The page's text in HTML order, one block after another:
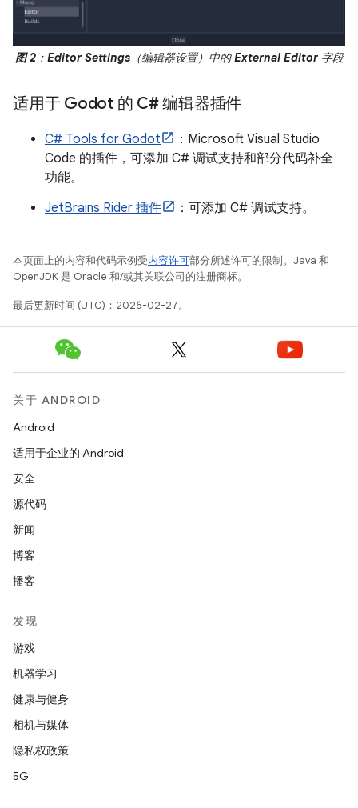
图 2： Editor Settings（编辑器设置）中的External Editor字段
适用于 Godot 的 C# 编辑器插件
C# Tools for Godot
：Microsoft Visual Studio
Code 的插件，可添加 C# 调试支持和部分代码补全
功能。
JetBrains Rider 插件
：可添加 C# 调试支持。
本页面上的内容和代码示例受内容许可部分所述许可的限制。Java 和
OpenJDK 是 Oracle 和/或其关联公司的注册商标。
最后更新时间 (UTC)：2026-02-27。
关于 ANDROID
Android
适用于企业的 Android
安全
源代码
新闻
博客
播客
发现
游戏
机器学习
健康与健身
相机与媒体
隐私权政策
5G